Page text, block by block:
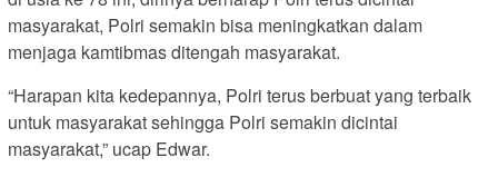
masyarakat, Polri semakin bisa meningkatkan dalam
menjaga kamtibmas ditengah masyarakat.
“Harapan kita kedepannya, Polri terus berbuat yang terbaik
untuk masyarakat sehingga Polri semakin dicintai
masyarakat,” ucap Edwar.